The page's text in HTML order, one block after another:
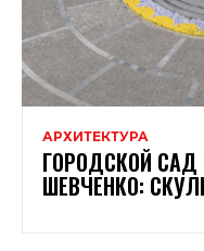
АРХИТЕКТУРА
ГОРОДСКОЙ САД
ШЕВЧЕНКО: